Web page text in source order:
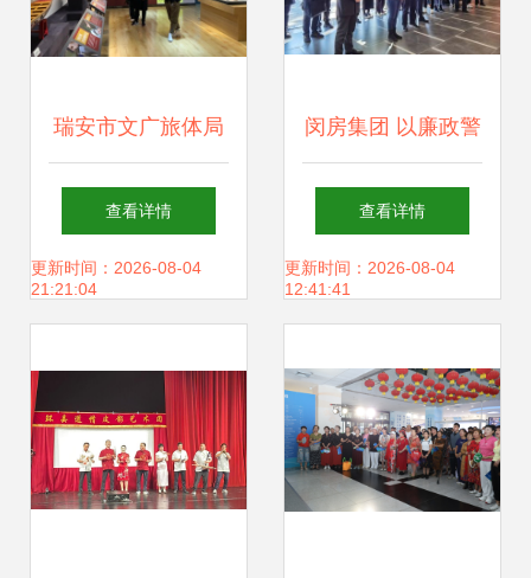
瑞安市文广旅体局
着力推进公共文化
场馆有序开放 提升
水平
查看详情
更新时间：2026-08-04
21:21:04
闵房集团 以廉政警
示教育为抓手，夯
实文化场馆管理服
查看详情
更新时间：2026-08-04
12:41:41